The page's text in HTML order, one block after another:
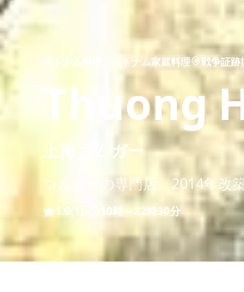
ベトナム料理、ベトナム家庭料理 戦争証跡
Thuong
上海コムガー
コムガーの専門店。2014年改
1.0(1) 10時～22時30分